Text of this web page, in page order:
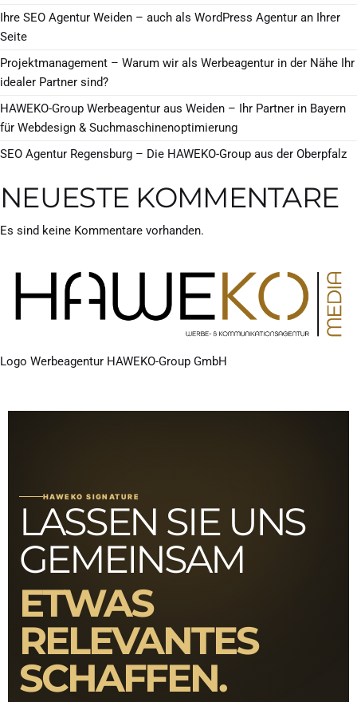
Ihre SEO Agentur Weiden – auch als WordPress Agentur an Ihrer
Seite
Projektmanagement – Warum wir als Werbeagentur in der Nähe Ihr
idealer Partner sind?
HAWEKO-Group Werbeagentur aus Weiden – Ihr Partner in Bayern
für Webdesign & Suchmaschinenoptimierung
SEO Agentur Regensburg – Die HAWEKO-Group aus der Oberpfalz
NEUESTE KOMMENTARE
Es sind keine Kommentare vorhanden.
Logo Werbeagentur HAWEKO-Group GmbH
HAWEKO SIGNATURE
LASSEN SIE UNS
GEMEINSAM
ETWAS
RELEVANTES
SCHAFFEN.